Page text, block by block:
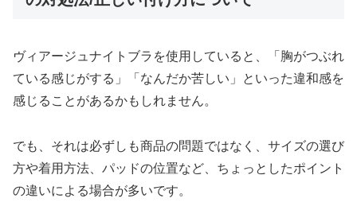
ヴィアージュナイトブラを使用していると、「胸がつぶれ
ている感じがする」「なんだか苦しい」といった違和感を
感じることがあるかもしれません。
でも、それは必ずしも商品の問題ではなく、サイズの選び
方や着用方法、パッドの位置など、ちょっとしたポイント
の違いによる場合が多いです。